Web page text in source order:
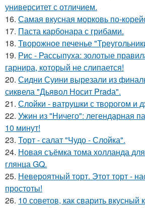
университет с отличием.
16. Самая вкусная морковь по-
17. Паста карбонара с грибами.
18. Творожное печенье
19. Рис - Рассыпуха: золотые
гарнира, который не слипается!
20. Сидни Суини вырезали из
сиквела "Дьявол Носит Pradа".
21. Слойки - ватрушки с творогом и
22. Ужин из "Ничего": легендарная
10 минут!
23. Торт - салат "Чудо - Слойка".
24. Новая съёмка тома холланда
глянца GQ.
25. Невероятный торт. Этот торт -
простоты!
26. 10 советов, как сварить вкусный